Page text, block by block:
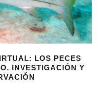
LOS PECES
INVESTIGACIÓN Y